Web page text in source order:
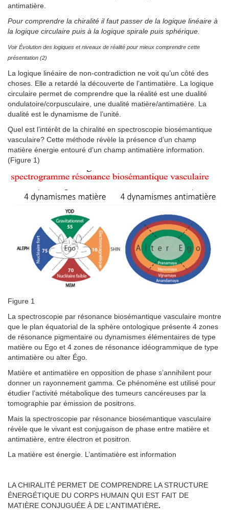
antimatière.
Pour comprendre la chiralité il faut passer de la logique linéaire à
la logique circulaire puis à la logique spirale puis sphérique.
Voir Évolution des logiques et niveaux de réalité pour mieux comprendre cette
présentation (2)
La logique linéaire de non-contradiction ne voit qu’un côté des
choses. Elle a retardé la découverte de l’antimatière. La logique
circulaire permet de comprendre que la réalité est une dualité
ondulatoire/corpusculaire, une dualité matière/antimatière. La
dualité est le dynamisme de l’unité.
Quel est l’intérêt de la chiralité en spectroscopie biosémantique
vasculaire? Cette méthode révèle la présence d’un champ
matière énergie entouré d’un champ antimatière information.
(Figure 1)
Figure 1
La spectroscopie par résonance biosémantique vasculaire montre
que le plan équatorial de la sphère ontologique présente 4 zones
de résonance pigmentaire ou dynamismes élémentaires de type
matière ou Ego et 4 zones de résonance idéogrammique de type
antimatière ou alter Égo.
Matière et antimatière en opposition de phase s’annihilent pour
donner un rayonnement gamma. Ce phénomène est utilisé pour
étudier l’activité métabolique des tumeurs cancéreuses par la
tomographie par émission de positrons.
Mais la spectroscopie par résonance biosémantique vasculaire
révèle que le vivant est conjugaison de phase entre matière et
antimatière, entre électron et positron.
La matière est énergie. L’antimatière est information
LA CHIRALITÉ PERMET DE COMPRENDRE LA STRUCTURE
ÉNERGÉTIQUE DU CORPS HUMAIN QUI EST FAIT DE
MATIÈRE CONJUGUÉE À DE L’ANTIMATIÈRE.